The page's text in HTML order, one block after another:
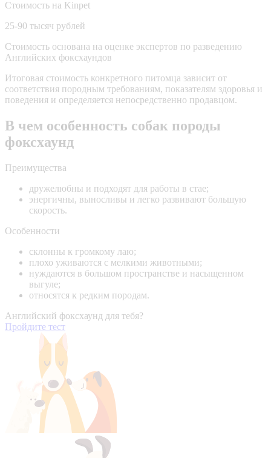
Стоимость на Kinpet
25-90 тысяч рублей
Стоимость основана на оценке экспертов по разведению
Английских фоксхаундов
Итоговая стоимость конкретного питомца зависит от
соответствия породным требованиям, показателям здоровья и
поведения и определяется непосредственно продавцом.
В чем особенность собак породы
фоксхаунд
Преимущества
дружелюбны и подходят для работы в стае;
энергичны, выносливы и легко развивают большую
скорость.
Особенности
склонны к громкому лаю;
плохо уживаются с мелкими животными;
нуждаются в большом пространстве и насыщенном
выгуле;
относятся к редким породам.
Английский фоксхаунд для тебя?
Пройдите тест